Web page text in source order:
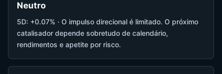
Neutro
5D: +0.07% · O impulso direcional é limitado. O próximo
catalisador depende sobretudo de calendário,
rendimentos e apetite por risco.